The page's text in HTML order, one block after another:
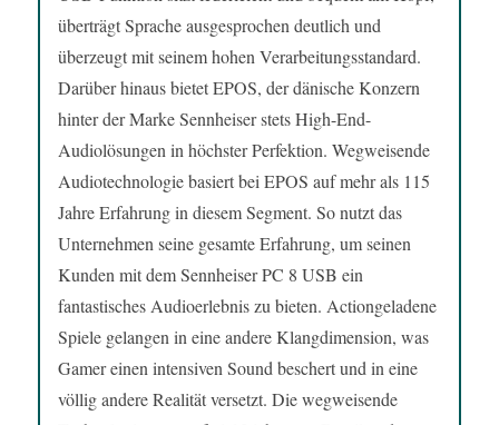
überträgt Sprache ausgesprochen deutlich und
überzeugt mit seinem hohen Verarbeitungsstandard.
Darüber hinaus bietet EPOS, der dänische Konzern
hinter der Marke Sennheiser stets High-End-
Audiolösungen in höchster Perfektion. Wegweisende
Audiotechnologie basiert bei EPOS auf mehr als 115
Jahre Erfahrung in diesem Segment. So nutzt das
Unternehmen seine gesamte Erfahrung, um seinen
Kunden mit dem Sennheiser PC 8 USB ein
fantastisches Audioerlebnis zu bieten. Actiongeladene
Spiele gelangen in eine andere Klangdimension, was
Gamer einen intensiven Sound beschert und in eine
völlig andere Realität versetzt. Die wegweisende